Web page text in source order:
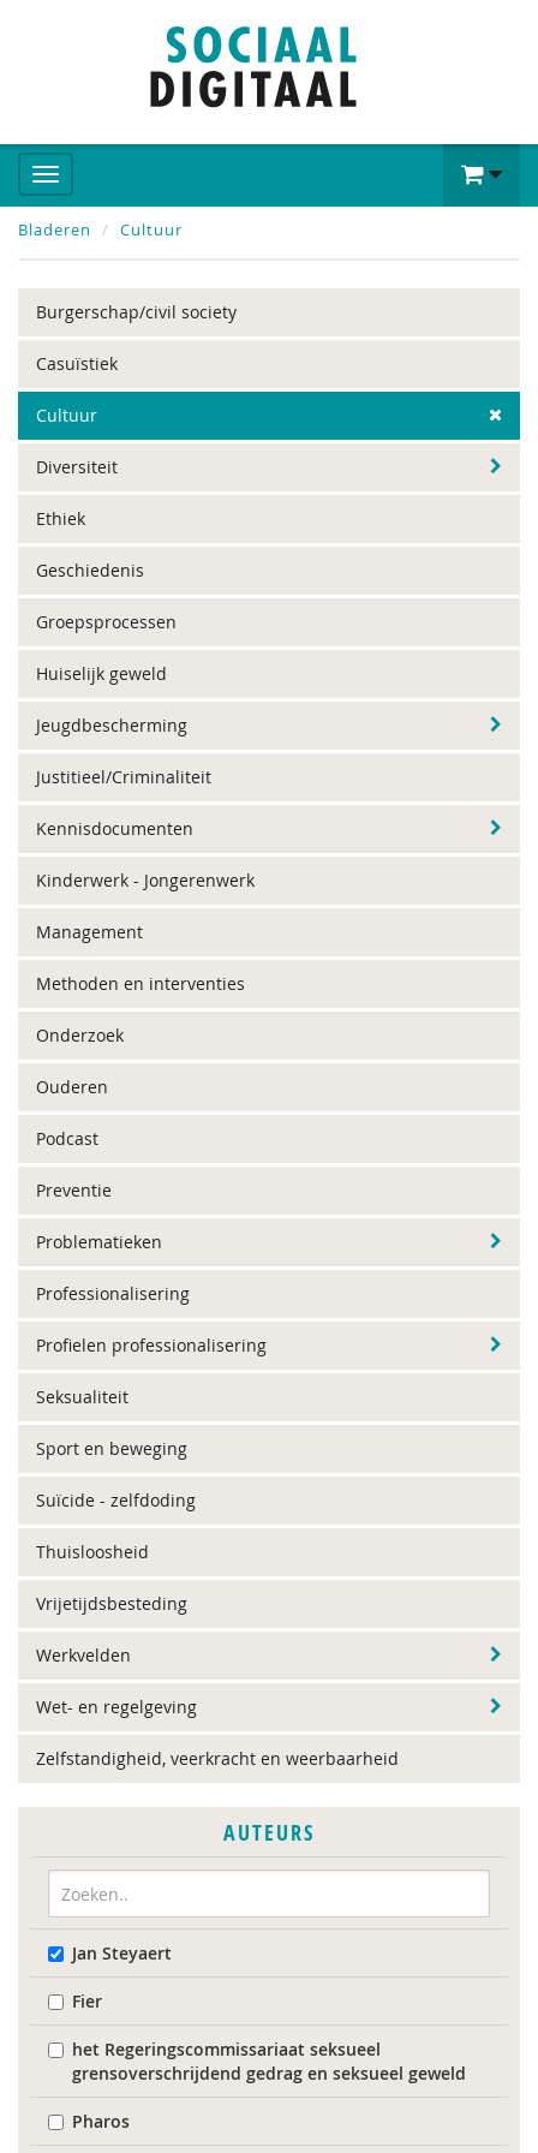
Bladeren Cultuur
Burgerschap/civil society
Casuïstiek
Cultuur
Diversiteit
Ethiek
Geschiedenis
Groepsprocessen
Huiselijk geweld
Jeugdbescherming
Justitieel/Criminaliteit
Kennisdocumenten
Kinderwerk - Jongerenwerk
Management
Methoden en interventies
Onderzoek
Ouderen
Podcast
Preventie
Problematieken
Professionalisering
Profielen professionalisering
Seksualiteit
Sport en beweging
Suïcide - zelfdoding
Thuisloosheid
Vrijetijdsbesteding
Werkvelden
Wet- en regelgeving
Zelfstandigheid, veerkracht en weerbaarheid
AUTEURS
Jan Steyaert
Fier
het Regeringscommissariaat seksueel
grensoverschrijdend gedrag en seksueel geweld
Pharos